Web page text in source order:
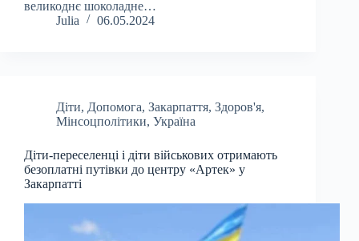
великоднє шоколадне…
Julia
06.05.2024
Діти, Допомога, Закарпаття, Здоров'я,
Мінсоцполітики, Україна
Діти-переселенці і діти військових отримають
безоплатні путівки до центру «Артек» у
Закарпатті